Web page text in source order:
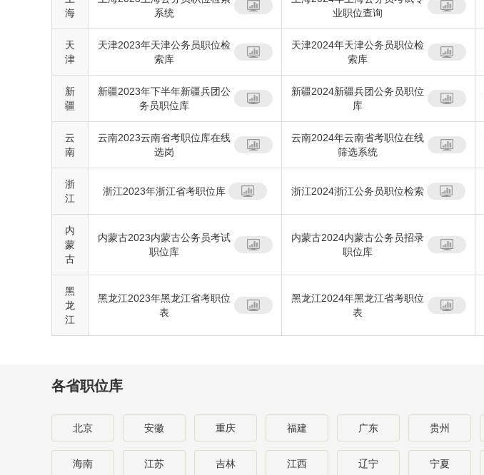
海
系统
业职位查询
天
津
天津2023年天津公务员职位检
索库
天津2024年天津公务员职位检
索库
新
疆
新疆2023年下半年新疆兵团公
务员职位库
新疆2024新疆兵团公务员职位
库
云
南
云南2023云南省考职位库在线
选岗
云南2024年云南省考职位在线
筛选系统
浙
江
浙江2023年浙江省考职位库 浙江2024浙江公务员职位检索
内
蒙
古
内蒙古2023内蒙古公务员考试
职位库
内蒙古2024内蒙古公务员招录
职位库
黑
龙
江
黑龙江2023年黑龙江省考职位
表
黑龙江2024年黑龙江省考职位
表
各省职位库
北京 安徽 重庆 福建 广东 贵州
海南 江苏 吉林 江西 辽宁 宁夏